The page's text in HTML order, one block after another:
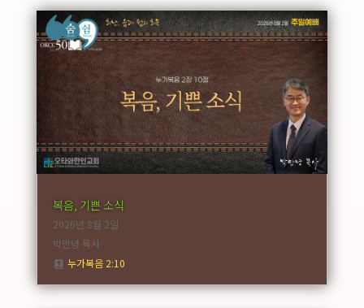
복음, 기쁜 소식
2026년 8월 2일
박만녕 목사
누가복음 2:10